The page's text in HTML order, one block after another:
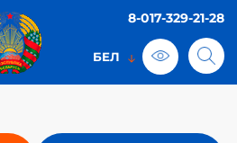
8-017-329-21-28